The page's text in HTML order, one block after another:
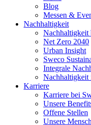
Blog
Messen &
Nachhaltigkeit
Nachhaltigkeit
Net Zero 2040
Urban Insight
Sweco
Integrale
Nachhaltigkeit
Karriere
Karriere bei
Unsere
Offene Stellen
Unsere